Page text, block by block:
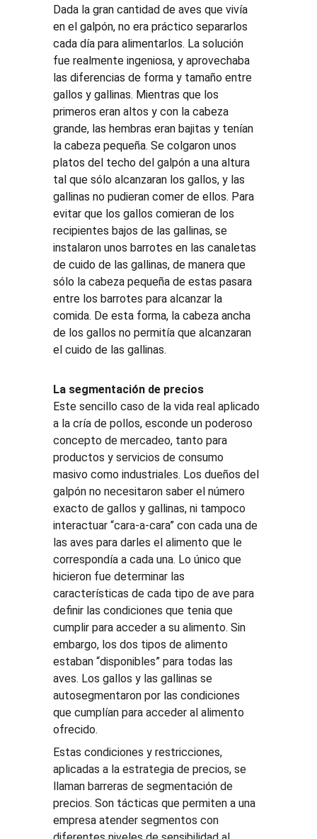
Dada la gran cantidad de aves que vivía
en el galpón, no era práctico separarlos
cada día para alimentarlos. La solución
fue realmente ingeniosa, y aprovechaba
las diferencias de forma y tamaño entre
gallos y gallinas. Mientras que los
primeros eran altos y con la cabeza
grande, las hembras eran bajitas y tenían
la cabeza pequeña. Se colgaron unos
platos del techo del galpón a una altura
tal que sólo alcanzaran los gallos, y las
gallinas no pudieran comer de ellos. Para
evitar que los gallos comieran de los
recipientes bajos de las gallinas, se
instalaron unos barrotes en las canaletas
de cuido de las gallinas, de manera que
sólo la cabeza pequeña de estas pasara
entre los barrotes para alcanzar la
comida. De esta forma, la cabeza ancha
de los gallos no permitía que alcanzaran
el cuido de las gallinas.
La segmentación de precios
Este sencillo caso de la vida real aplicado
a la cría de pollos, esconde un poderoso
concepto de mercadeo, tanto para
productos y servicios de consumo
masivo como industriales. Los dueños del
galpón no necesitaron saber el número
exacto de gallos y gallinas, ni tampoco
interactuar “cara-a-cara” con cada una de
las aves para darles el alimento que le
correspondía a cada una. Lo único que
hicieron fue determinar las
características de cada tipo de ave para
definir las condiciones que tenia que
cumplir para acceder a su alimento. Sin
embargo, los dos tipos de alimento
estaban “disponibles” para todas las
aves. Los gallos y las gallinas se
autosegmentaron por las condiciones
que cumplían para acceder al alimento
ofrecido.
Estas condiciones y restricciones,
aplicadas a la estrategia de precios, se
llaman barreras de segmentación de
precios. Son tácticas que permiten a una
empresa atender segmentos con